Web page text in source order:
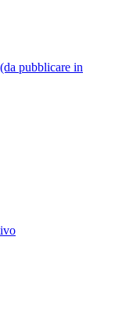
pubblicare in